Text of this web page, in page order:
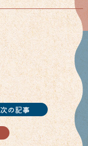
次の記事